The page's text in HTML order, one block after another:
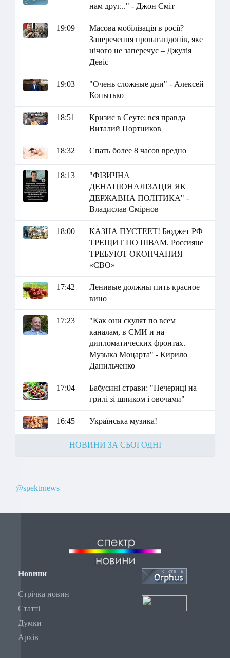
нам друг..." - Джон Сміт
19:09
Масова мобілізація в росії?
Заперечення пропагандонів, яке
нічого не заперечує – Джулія
Девіс
19:03
"Очень сложные дни" - Алексей
Копытько
18:51
Кризис в Сеуте: вся правда |
Виталий Портников
18:32 Спать более 8 часов вредно
18:13
"ФІЗИЧНА
ДЕНАЦІОНАЛІЗАЦІЯ ЯК
ДЕРЖАВНА ПОЛІТИКА" -
Владислав Смірнов
18:00
КАЗНА ПУСТЕЕТ! Бюджет РФ
ТРЕЩИТ ПО ШВАМ. Россияне
ТРЕБУЮТ ОКОНЧАНИЯ
«СВО»
17:42
Ленивые должны пить красное
вино
17:23
"Как они скулят по всем
каналам, в СМИ и на
дипломатических фронтах.
Музыка Моцарта" - Кирило
Данильченко
17:04
Бабусині страви: "Печериці на
грилі зі шпиком і овочами"
16:45 Українська музика!
НОВИНИ ЗА СЬОГОДНІ
@spektrnews
Новини
Стрічка новин
Статті
Думки
Архів